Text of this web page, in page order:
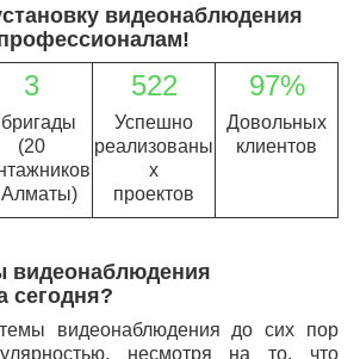
видеонаблюдения
3
(20
Алматы)
522
Успешно
реализованы
х
проектов
97%
Довольных
клиентов
видеонаблюдения
сегодня?
видеонаблюдения до сих пор
несмотря на то, что